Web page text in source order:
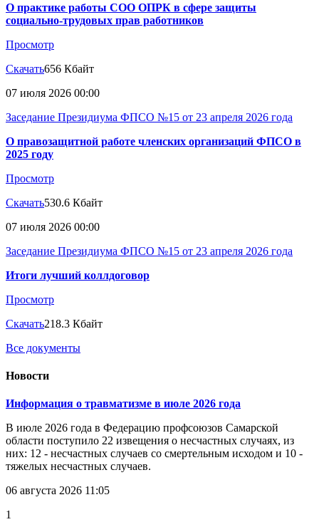
О практике работы СОО ОПРК в сфере защиты
социально-трудовых прав работников
Просмотр
Скачать656 Кбайт
07 июля 2026 00:00
Заседание Президиума ФПСО №15 от 23 апреля 2026 года
О правозащитной работе членских организаций ФПСО в
2025 году
Просмотр
Скачать530.6 Кбайт
07 июля 2026 00:00
Заседание Президиума ФПСО №15 от 23 апреля 2026 года
Итоги лучший коллдоговор
Просмотр
Скачать218.3 Кбайт
Все документы
Новости
Информация о травматизме в июле 2026 года
В июле 2026 года в Федерацию профсоюзов Самарской
области поступило 22 извещения о несчастных случаях, из
них: 12 - несчастных случаев со смертельным исходом и 10 -
тяжелых несчастных случаев.
06 августа 2026 11:05
1